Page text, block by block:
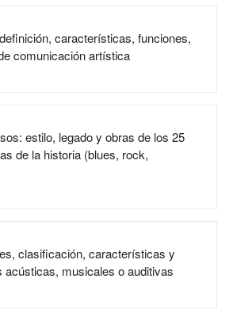
características, funciones,
comunicación artística
estilo, legado y obras de los 25
de la historia (blues, rock,
clasificación, características y
acústicas, musicales o auditivas